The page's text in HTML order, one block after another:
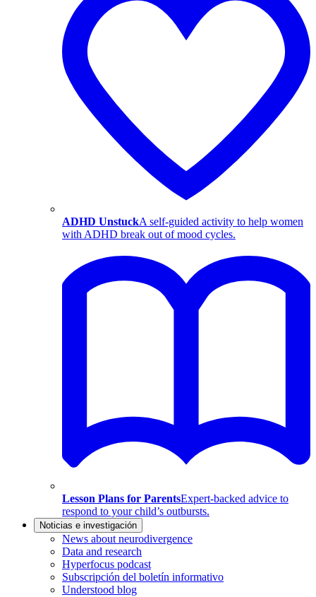
ADHD UnstuckA self-guided activity to help women
with ADHD break out of mood cycles.
Lesson Plans for ParentsExpert-backed advice to
respond to your child’s outbursts.
Noticias e investigación
News about neurodivergence
Data and research
Hyperfocus podcast
Subscripción del boletín informativo
Understood blog